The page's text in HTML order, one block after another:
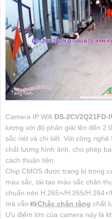
Camera IP Wifi DS-2CV2Q21FD-
lượng với độ phân giải lên đến
sắc nét và chi tiết. Với công nghệ
chất lượng hình ảnh, cho phép
cách thuận tiện.
Chip CMOS được trang bị trong
màu sắc, tái tạo màu sắc chân
chuẩn nén H.265+/H.265/
mà vẫn 📸Chắc chắn rằng chất
Ưu điểm lớn của camera này là